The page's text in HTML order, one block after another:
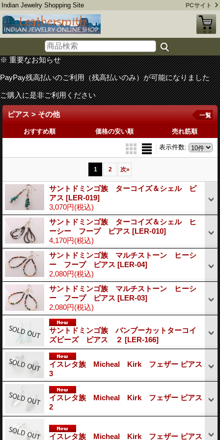
Indian Jewelry Shopping Site PCサイト
※ 重要なお知らせ
PayPay残高払いのご利用（残高払いのみ）が可能になりました
ご購入に是非ご利用ください
ピアス > その他 一覧
おすすめ順 価格の安い順 売れ筋順
表示件数:
1 2 次»
サントドミンゴ族 ターコイズ＆シェル ピ
アス [LER-019]
3,070円(税込)
サントドミンゴ族 ターコイズ＆シェル ヒ
ーシー フープ ピアス [LER-010]
4,170円(税込)
サントドミンゴ族 マルチストーン ヒーシ
ー フープ ピアス [LER-04]
2,080円(税込)
サントドミンゴ族 マルチストーン ヒーシ
ー フープ ピアス [LER-03]
2,080円(税込)
サントドミンゴ族 バンブーカットターコイ
ズビーズ ピアス ２ [LER-166]
イスレタ族 Micheal Kirk フェザー ピアス
3
イスレタ族 Micheal Kirk フェザー ピアス
2
イスレタ族 Micheal Kirk フェザー ピアス